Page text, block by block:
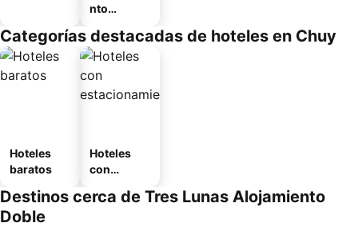
nto
Categorías destacadas de hoteles en Chuy
Hoteles
baratos
Hoteles
con
miento
Destinos cerca de Tres Lunas Alojamiento
Doble